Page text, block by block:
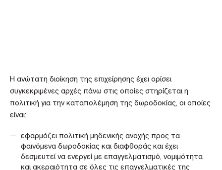
Η ανώτατη διοίκηση της επιχείρησης έχει ορίσει
συγκεκριμένες αρχές πάνω στις οποίες στηρίζεται η
πολιτική για την καταπολέμηση της δωροδοκίας, οι οποίες
είναι:
εφαρμόζει πολιτική μηδενικής ανοχής προς τα
φαινόμενα δωροδοκίας και διαφθοράς και έχει
δεσμευτεί να ενεργεί με επαγγελματισμό, νομιμότητα
και ακεραιότητα σε όλες τις επαγγελματικές της